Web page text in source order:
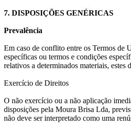
7. DISPOSIÇÕES GENÉRICAS
Prevalência
Em caso de conflito entre os Termos de
específicas ou termos e condições
relativos a determinados materiais, estes
Exercício de Direitos
O não exercício ou a não aplicação
disposições pela Moura Brisa Lda,
não deve ser interpretado como uma